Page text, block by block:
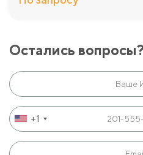
Остались вопросы?
+1